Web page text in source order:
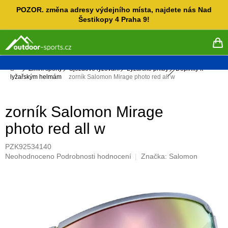
POZOR. změna adresy výdejního místa, najdete nás Nad
Šestikopy 4 Praha 9!
Domů
Zimní sporty Sjezdové lyžování Lyžařské přilby
Doplňky k
lyžařským helmám
zorník Salomon Mirage photo red all w
zorník Salomon Mirage
photo red all w
PZK92534140
Průměrné
Neohodnoceno Podrobnosti hodnocení Značka: Salomon